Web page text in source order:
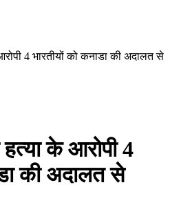
4 भारतीयों को कनाडा की अदालत से
के आरोपी 4
की अदालत से